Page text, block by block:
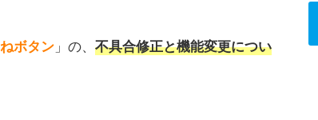
ボタン 」の、 不具合修正と機能変更につい